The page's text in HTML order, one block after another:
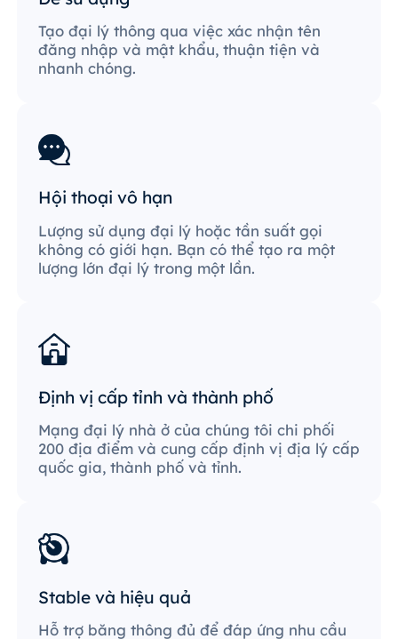
Tạo đại lý thông qua việc xác nhận tên
đăng nhập và mật khẩu, thuận tiện và
nhanh chóng.
Hội thoại vô hạn
Lượng sử dụng đại lý hoặc tần suất gọi
không có giới hạn. Bạn có thể tạo ra một
lượng lớn đại lý trong một lần.
Định vị cấp tỉnh và thành phố
Mạng đại lý nhà ở của chúng tôi chi phối
200 địa điểm và cung cấp định vị địa lý cấp
quốc gia, thành phố và tỉnh.
Stable và hiệu quả
Hỗ trợ băng thông đủ để đáp ứng nhu cầu